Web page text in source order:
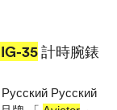
35計時腕錶
Pусский